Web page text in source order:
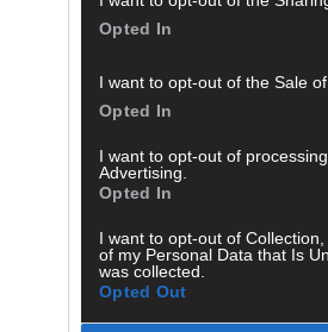
Opted In
I want to opt-out of the Sale
Opted In
I want to opt-out of
Advertising.
Opted In
I want to opt-out of
of my Personal Data that Is
was collected.
Opted Out